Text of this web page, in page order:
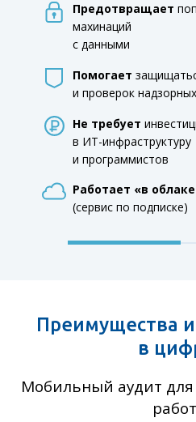
Предотвращает
махинаций
с данными
Помогает
и проверок
Не требует
в ИТ-инфраструктуру
и программистов
Работает «в
(сервис по подписке)
Преимущества
в
Мобильный аудит для